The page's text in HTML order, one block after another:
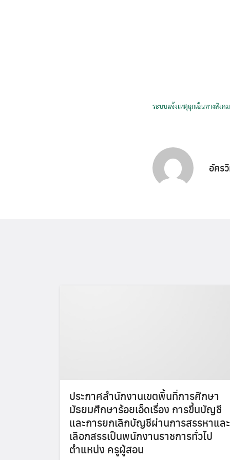
ระบบแจ้งเหตุฉุกเฉินทางสัง
อัคร
ประกาศสำนักงานเขตพื้นที่การศึกษา
มัธยมศึกษาร้อยเอ็ดเรื่อง การขึ้นบัญชี
และการยกเลิกบัญชีผ่านการสรรหาและ
เลือกสรรเป็นพนักงานราชการทั่วไป
ตำแหน่ง ครูผู้สอน